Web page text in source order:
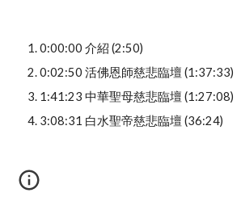
0:00:00 介紹 (2:50)
0:02:50 活佛恩師慈悲臨壇 (1:37:33)
1:41:23 中華聖母慈悲臨壇 (1:27:08)
3:08:31 白水聖帝慈悲臨壇 (36:24)